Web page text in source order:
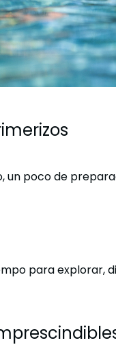
un poco de
para explorar,